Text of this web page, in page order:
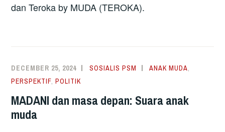
dan Teroka by MUDA (TEROKA).
DECEMBER 25, 2024 SOSIALIS PSM ANAK MUDA,
PERSPEKTIF,POLITIK
MADANI dan masa depan: Suara anak
muda